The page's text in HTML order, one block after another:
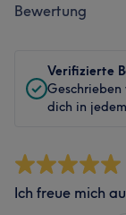
Bewertung
Verifizierte
dich in
Ich freue mich